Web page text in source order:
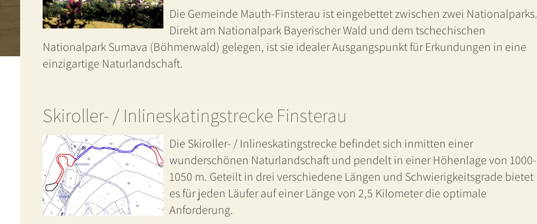
Die Gemeinde Mauth-Finsterau ist eingebettet zwischen zwei Nationalparks.
Direkt am Nationalpark Bayerischer Wald und dem tschechischen
Nationalpark Sumava (Böhmerwald) gelegen, ist sie idealer Ausgangspunkt für Erkundungen in eine
einzigartige Naturlandschaft.
Skiroller- / Inlineskatingstrecke Finsterau
Die Skiroller- / Inlineskatingstrecke befindet sich inmitten einer
wunderschönen Naturlandschaft und pendelt in einer Höhenlage von 1000-
1050 m. Geteilt in drei verschiedene Längen und Schwierigkeitsgrade bietet
es für jeden Läufer auf einer Länge von 2,5 Kilometer die optimale
Anforderung.